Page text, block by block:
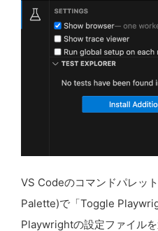
VS Codeのコマンドパレッ
Palette)で「Toggle
Playwrightの設定ファイル